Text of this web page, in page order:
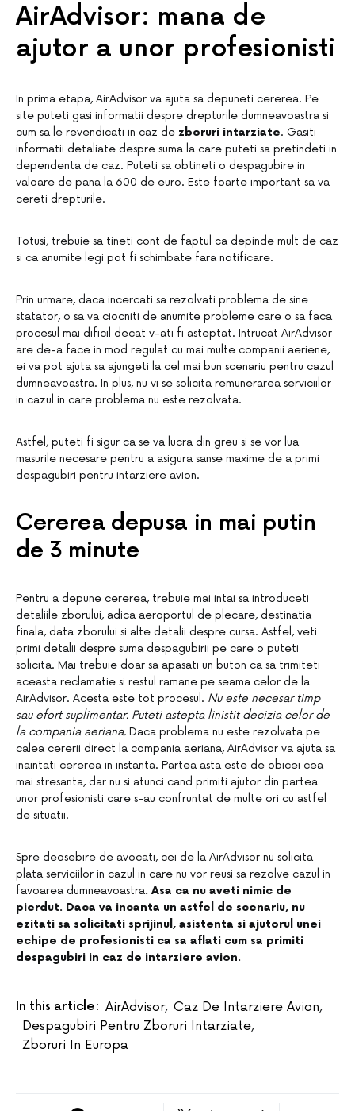
AirAdvisor: mana de
ajutor a unor profesionisti
In prima etapa, AirAdvisor va ajuta sa depuneti cererea. Pe
site puteti gasi informatii despre drepturile dumneavoastra si
cum sa le revendicati in caz de zboruri intarziate. Gasiti
informatii detaliate despre suma la care puteti sa pretindeti in
dependenta de caz. Puteti sa obtineti o despagubire in
valoare de pana la 600 de euro. Este foarte important sa va
cereti drepturile.
Totusi, trebuie sa tineti cont de faptul ca depinde mult de caz
si ca anumite legi pot fi schimbate fara notificare.
Prin urmare, daca incercati sa rezolvati problema de sine
statator, o sa va ciocniti de anumite probleme care o sa faca
procesul mai dificil decat v-ati fi asteptat. Intrucat AirAdvisor
are de-a face in mod regulat cu mai multe companii aeriene,
ei va pot ajuta sa ajungeti la cel mai bun scenariu pentru cazul
dumneavoastra. In plus, nu vi se solicita remunerarea serviciilor
in cazul in care problema nu este rezolvata.
Astfel, puteti fi sigur ca se va lucra din greu si se vor lua
masurile necesare pentru a asigura sanse maxime de a primi
despagubiri pentru intarziere avion.
Cererea depusa in mai putin
de 3 minute
Pentru a depune cererea, trebuie mai intai sa introduceti
detaliile zborului, adica aeroportul de plecare, destinatia
finala, data zborului si alte detalii despre cursa. Astfel, veti
primi detalii despre suma despagubirii pe care o puteti
solicita. Mai trebuie doar sa apasati un buton ca sa trimiteti
aceasta reclamatie si restul ramane pe seama celor de la
AirAdvisor. Acesta este tot procesul. Nu este necesar timp
sau efort suplimentar. Puteti astepta linistit decizia celor de
la compania aeriana. Daca problema nu este rezolvata pe
calea cererii direct la compania aeriana, AirAdvisor va ajuta sa
inaintati cererea in instanta. Partea asta este de obicei cea
mai stresanta, dar nu si atunci cand primiti ajutor din partea
unor profesionisti care s-au confruntat de multe ori cu astfel
de situatii.
Spre deosebire de avocati, cei de la AirAdvisor nu solicita
plata serviciilor in cazul in care nu vor reusi sa rezolve cazul in
favoarea dumneavoastra. Asa ca nu aveti nimic de
pierdut. Daca va incanta un astfel de scenariu, nu
ezitati sa solicitati sprijinul, asistenta si ajutorul unei
echipe de profesionisti ca sa aflati cum sa primiti
despagubiri in caz de intarziere avion.
In this article: AirAdvisor, Caz De Intarziere Avion,
Despagubiri Pentru Zboruri Intarziate,
Zboruri In Europa